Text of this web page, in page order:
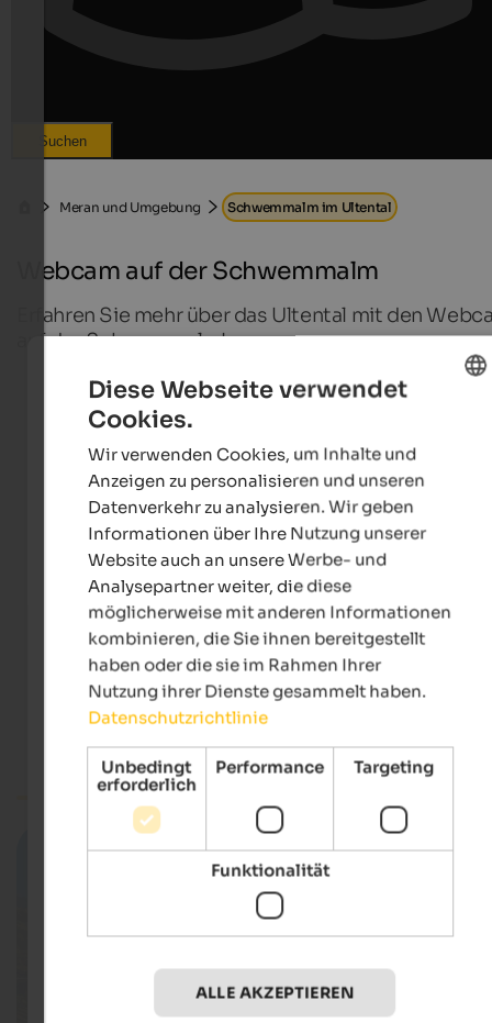
Suchen
Meran und Umgebung Schwemmalm im Ultental
Webcam auf der Schwemmalm
Erfahren Sie mehr über das Ultental mit den
auf der Schwemmalm!
Live-Webcams
Webcam Schwemmalm
RAS Rundfunkanstalt Südtirol
Meran und Umgebung
Webcams Südtirol
GERMAN
Diese Webseite verwendet
Cookies.
Wir verwenden Cookies, um Inhalte und
Anzeigen zu personalisieren und unseren
Datenverkehr zu analysieren. Wir geben
Informationen über Ihre Nutzung unserer
Website auch an unsere Werbe- und
Analysepartner weiter, die diese
möglicherweise mit anderen Informationen
kombinieren, die Sie ihnen bereitgestellt
haben oder die sie im Rahmen Ihrer
Nutzung ihrer Dienste gesammelt haben.
Datenschutzrichtlinie
Unbedingt
erforderlich
Performance Targeting
Funktionalität
ALLE AKZEPTIEREN